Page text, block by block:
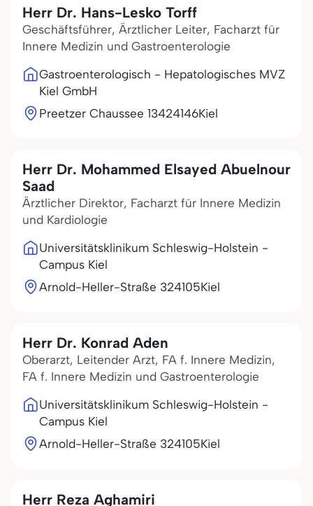
Herr Dr. Hans-Lesko Torff
Geschäftsführer, Ärztlicher Leiter, Facharzt für
Innere Medizin und Gastroenterologie
Gastroenterologisch - Hepatologisches MVZ
Kiel GmbH
Preetzer Chaussee 13424146Kiel
Herr Dr. Mohammed Elsayed Abuelnour
Saad
Ärztlicher Direktor, Facharzt für Innere Medizin
und Kardiologie
Universitätsklinikum Schleswig-Holstein -
Campus Kiel
Arnold-Heller-Straße 324105Kiel
Herr Dr. Konrad Aden
Oberarzt, Leitender Arzt, FA f. Innere Medizin,
FA f. Innere Medizin und Gastroenterologie
Universitätsklinikum Schleswig-Holstein -
Campus Kiel
Arnold-Heller-Straße 324105Kiel
Herr Reza Aghamiri